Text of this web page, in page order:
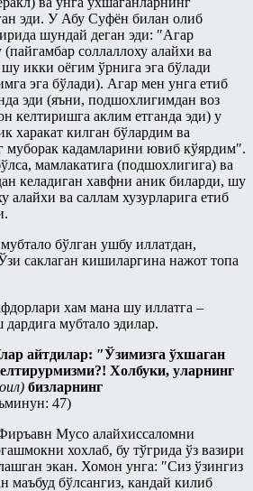
эди. У Абу Суфён билан олиб
шундай деган эди: ″Агар
(пайгамбар соллаллоху алайхи ва
икки оёгим ўрнига эга бўлади
эга бўлади). Агар мен унга етиб
эди (яъни, подшохлигимдан воз
келтиришга аклим етганда эди) у
харакат килган бўлардим ва
муборак кадамларини ювиб кўярдим″.
мамлакатига (подшохлигига) ва
келадиган хавфни аник биларди, шу
алайхи ва саллам хузурларига етиб
бўлган ушбу иллатдан,
саклаган кишиларгина нажот топа
хам мана шу иллатга –
мубтало эдилар.
айтдилар: ″Ўзимизга ўхшаган
Холбуки, уларнинг
бизларнинг
47)
Мусо алайхиссаломни
хохлаб, бу тўгрида ўз вазири
экан. Хомон унга: ″Сиз ўзингиз
маъбуд бўлсангиз, кандай килиб